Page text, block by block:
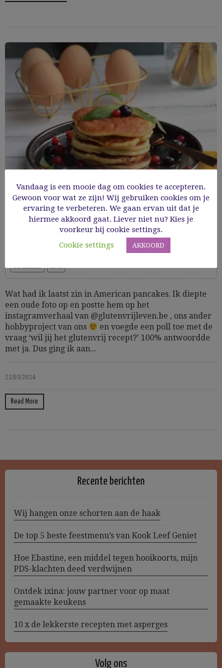
Luchtige glutenvrije American Pancakes
Cooking Time: 20
GV Ontbijt
Ontbijt
Snel klaar
Zoet
Wat had ik laatst zin in American pancakes. Ik diepte
een oude foto op en postte hem op het
instagramverhaal van @glutenvrijleven.be , ons ander
hobbyproject van ons
en voegde een poll toe met de
vraag ‘wil jij het glutenvrij recept?’ 100% antwoordde
met ja. Dus ging ik aan...
22/03/2024
Read More
Recente berichten
Wij hangen onze schorten aan de haak
De top 5 beste feestmenu’s van Kook Leef Geniet
Hoe Ebastine, een middel tegen hooikoorts, mijn
PDS-klachten deed verdwijnen
Ontdek ixina: jouw partner voor op maat
gemaakte keukens
10 x de lekkerste recepten met asperges
Volg ons
Vandaag is een mooie dag om cookies te accepteren.
Gewoon voor wat ze zijn! Wij gebruiken cookies om je
ervaring te verbeteren. We gaan ervan uit dat je
hiermee akkoord gaat. Liever niet nu? Kies je
voorkeur bij cookie settings.
Cookie settings
AKKOORD